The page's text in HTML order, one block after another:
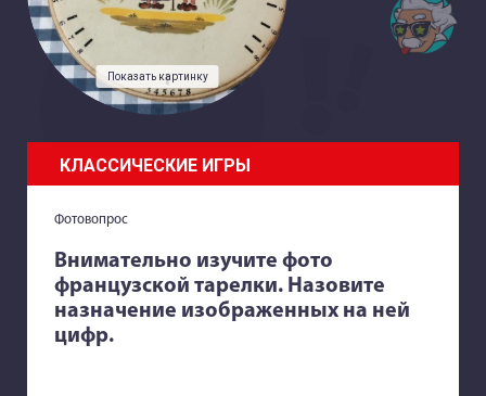
Показать картинку
КЛАССИЧЕСКИЕ ИГРЫ
Фотовопрос
Внимательно изучите фото
французской тарелки. Назовите
назначение изображенных на ней
цифр.